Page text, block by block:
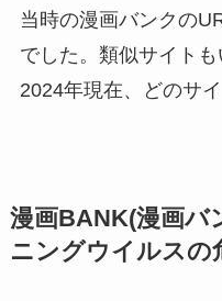
当時の漫画バンクの
でした。類似サイトも
2024年現在、どのサ
漫画BANK(漫画バ
ニングウイルスの